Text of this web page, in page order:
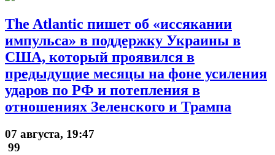
The Atlantic пишет об «иссякании
импульса» в поддержку Украины в
США, который проявился в
предыдущие месяцы на фоне усиления
ударов по РФ и потепления в
отношениях Зеленского и Трампа
07 августа, 19:47
99